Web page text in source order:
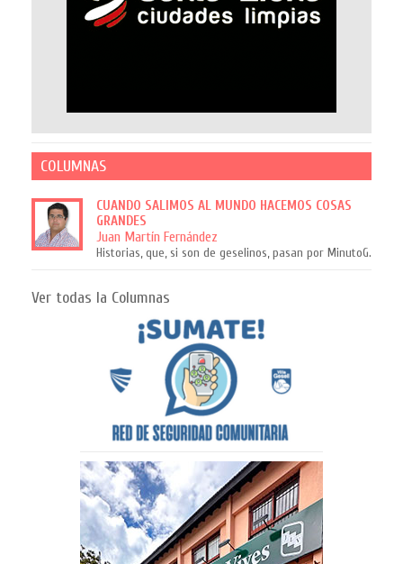
COLUMNAS
CUANDO SALIMOS AL MUNDO HACEMOS COSAS
GRANDES
Juan Martín Fernández
Historias, que, si son de geselinos, pasan por MinutoG.
Ver todas la Columnas